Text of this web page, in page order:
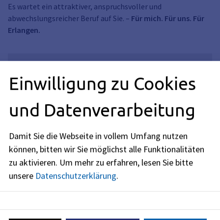
Es wartet ein attraktiver, anspruchsvoller und
abwechslungsreicher Beruf auf Sie. – Für mich. Für uns. Für
Erlangen.
Redaktioneller Inhalt
Sie müssen den Cookies für YouTube zustimmen,
um diesen Inhalt sehen zu können.
YouTube Cookies akzeptieren
Einwilligung zu Cookies
und Datenverarbeitung
Damit Sie die Webseite in vollem Umfang nutzen
können, bitten wir Sie möglichst alle Funktionalitäten
zu aktivieren. Um mehr zu erfahren, lesen Sie bitte
unsere Datenschutzerklärung.